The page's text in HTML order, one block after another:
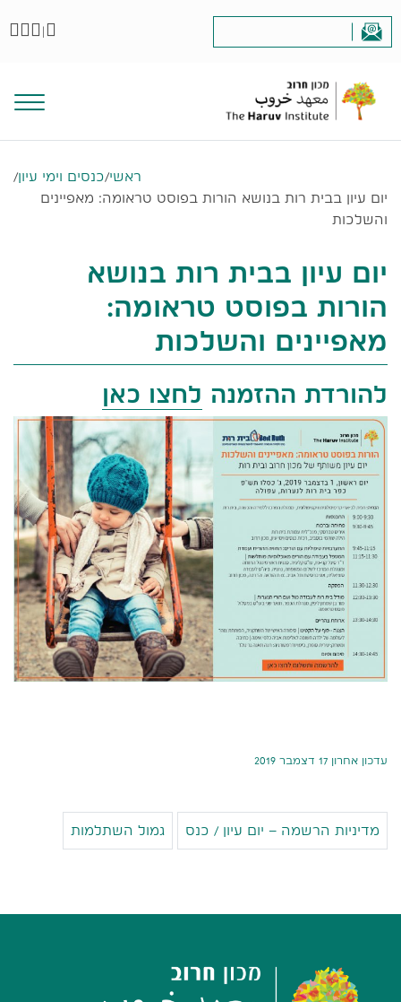
|
ראשי/כנסים וימי עיון/
יום עיון בבית רות בנושא הורות בפוסט טראומה: מאפיינים
והשלכות
יום עיון בבית רות בנושא
הורות בפוסט טראומה:
מאפיינים והשלכות
להורדת ההזמנה לחצו כאן
עדכון אחרון 17 דצמבר 2019
מדיניות הרשמה – יום עיון / כנס גמול השתלמות